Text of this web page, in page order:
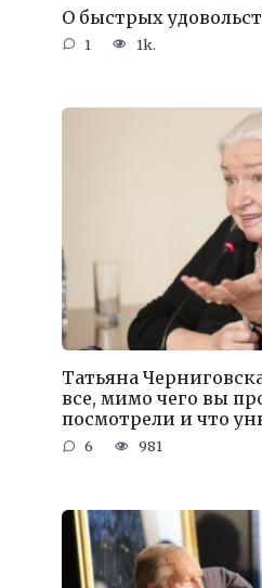
О быстрых
1 1k.
Татьяна
все, мимо чего вы
посмотрели и что
6 981